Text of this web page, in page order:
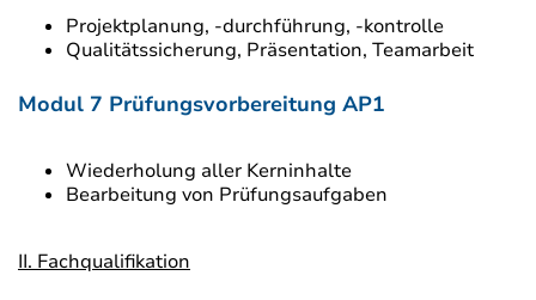
Projektplanung, -durchführung, -kontrolle
Qualitätssicherung, Präsentation, Teamarbeit
Modul 7 Prüfungsvorbereitung AP1
Wiederholung aller Kerninhalte
Bearbeitung von Prüfungsaufgaben
II. Fachqualifikation